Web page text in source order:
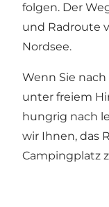
folgen. Der
und Radroute
Nordsee.
Wenn Sie
unter freiem
hungrig nach
wir Ihnen, das
Campingplatz